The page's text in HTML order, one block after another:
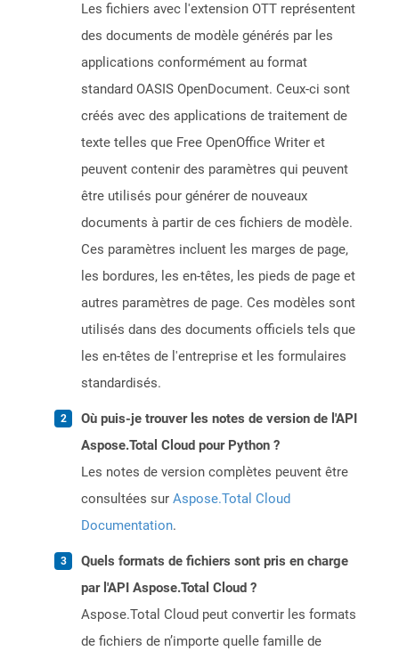
Les fichiers avec l'extension OTT représentent
des documents de modèle générés par les
applications conformément au format
standard OASIS OpenDocument. Ceux-ci sont
créés avec des applications de traitement de
texte telles que Free OpenOffice Writer et
peuvent contenir des paramètres qui peuvent
être utilisés pour générer de nouveaux
documents à partir de ces fichiers de modèle.
Ces paramètres incluent les marges de page,
les bordures, les en-têtes, les pieds de page et
autres paramètres de page. Ces modèles sont
utilisés dans des documents officiels tels que
les en-têtes de l'entreprise et les formulaires
standardisés.
Où puis-je trouver les notes de version de l'API
Aspose.Total Cloud pour Python ?
Les notes de version complètes peuvent être
consultées sur Aspose.Total Cloud
Documentation.
Quels formats de fichiers sont pris en charge
par l'API Aspose.Total Cloud ?
Aspose.Total Cloud peut convertir les formats
de fichiers de n’importe quelle famille de